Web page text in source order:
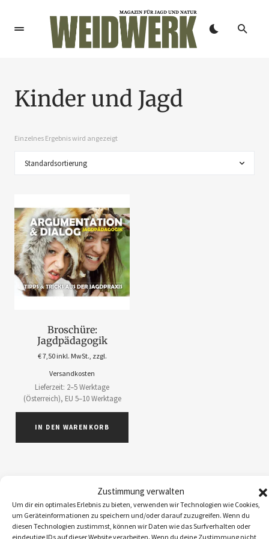
Zustimmung verwalten
Um dir ein optimales Erlebnis zu bieten, verwenden wir Technologien wie Cookies,
um Geräteinformationen zu speichern und/oder darauf zuzugreifen. Wenn du
diesen Technologien zustimmst, können wir Daten wie das Surfverhalten oder
eindeutige IDs auf dieser Website verarbeiten. Wenn du deine Zustimmung nicht
Kinder und Jagd
Einzelnes Ergebnis wird angezeigt
Broschüre:
Jagdpädagogik
€7,50 inkl. MwSt., zzgl.
Versandkosten
Lieferzeit: 2–5 Werktage
(Österreich), EU 5–10 Werktage
IN DEN WARENKORB
ABOS
1
ACCESSOIRES
5